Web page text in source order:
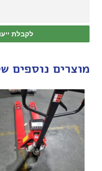
לקבלת
מוצרים נוספים